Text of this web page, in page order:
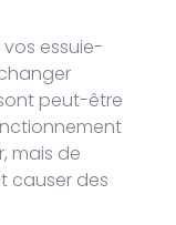
essuie-
peut-être
mais de
causer des